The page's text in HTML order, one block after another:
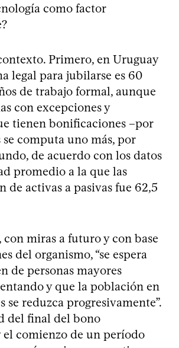
como factor
Primero, en Uruguay
legal para jubilarse es 60
de trabajo formal, aunque
con excepciones y
tienen bonificaciones –por
se computa uno más, por
de acuerdo con los datos
promedio a la que las
de activas a pasivas fue 62,5
con miras a futuro y con base
del organismo, “se espera
de personas mayores
y que la población en
se reduzca progresivamente”.
del final del bono
el comienzo de un período